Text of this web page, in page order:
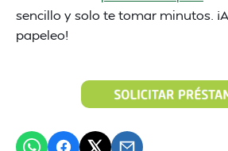
sencillo y solo te tomar minutos.
papeleo!